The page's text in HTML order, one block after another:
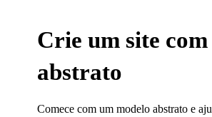
Crie um site com
abstrato
Comece com um modelo abstrato e